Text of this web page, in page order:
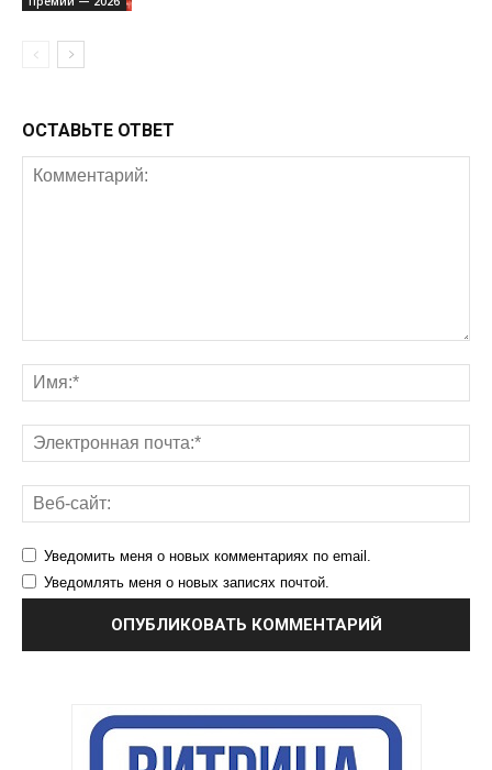
ОСТАВЬТЕ ОТВЕТ
Уведомить меня о новых комментариях по email.
Уведомлять меня о новых записях почтой.